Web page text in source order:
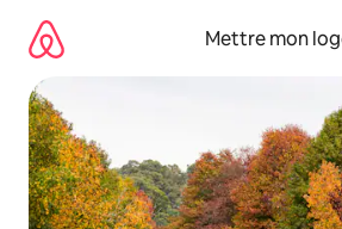
directement
contenu
Mettre mon